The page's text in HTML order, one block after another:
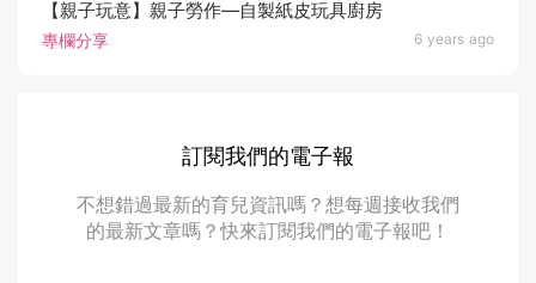
專欄分享 6 years ago
【親子玩意】親子勞作—自製紙皮玩具廚房
訂閱我們的電子報
不想錯過最新的育兒資訊嗎？想每週接收我們
的最新文章嗎？快來訂閱我們的電子報吧！